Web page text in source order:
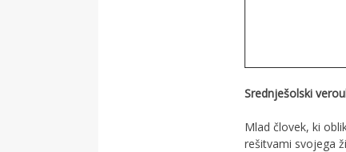
Srednješolski
Mlad človek, ki
rešitvami svojega